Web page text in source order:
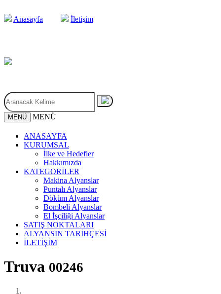
Anasayfa İletişim
MENÜ MENÜ
ANASAYFA
KURUMSAL
İlke ve Hedefler
Hakkımızda
KATEGORİLER
Makina Alyanslar
Puntalı Alyanslar
Döküm Alyanslar
Bombeli Alyanslar
El İşçiliği Alyanslar
SATIŞ NOKTALARI
ALYANSIN TARİHÇESİ
İLETİŞİM
Truva 00246